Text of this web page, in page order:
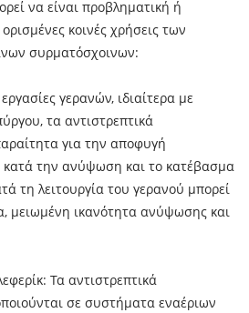
να είναι προβληματική ή
κοινές χρήσεις των
συρματόσχοινων:
γερανών, ιδιαίτερα με
τα αντιστρεπτικά
για την αποφυγή
κατά την ανύψωση και το κατέβασμα
τη λειτουργία του γερανού μπορεί
μειωμένη ικανότητα ανύψωσης και
Τα αντιστρεπτικά
σε συστήματα εναέριων